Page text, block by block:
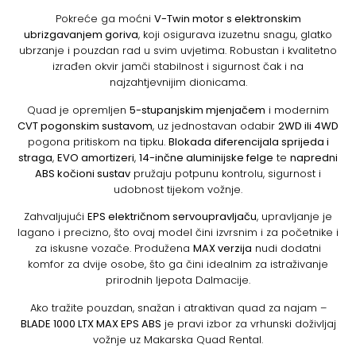
Pokreće ga moćni V-Twin motor s elektronskim
ubrizgavanjem goriva, koji osigurava izuzetnu snagu, glatko
ubrzanje i pouzdan rad u svim uvjetima. Robustan i kvalitetno
izrađen okvir jamči stabilnost i sigurnost čak i na
najzahtjevnijim dionicama.
Quad je opremljen 5-stupanjskim mjenjačem i modernim
CVT pogonskim sustavom, uz jednostavan odabir 2WD ili 4WD
pogona pritiskom na tipku. Blokada diferencijala sprijeda i
straga, EVO amortizeri, 14-inčne aluminijske felge te napredni
ABS kočioni sustav pružaju potpunu kontrolu, sigurnost i
udobnost tijekom vožnje.
Zahvaljujući EPS električnom servoupravljaču, upravljanje je
lagano i precizno, što ovaj model čini izvrsnim i za početnike i
za iskusne vozače. Produžena MAX verzija nudi dodatni
komfor za dvije osobe, što ga čini idealnim za istraživanje
prirodnih ljepota Dalmacije.
Ako tražite pouzdan, snažan i atraktivan quad za najam –
BLADE 1000 LTX MAX EPS ABS je pravi izbor za vrhunski doživljaj
vožnje uz Makarska Quad Rental.